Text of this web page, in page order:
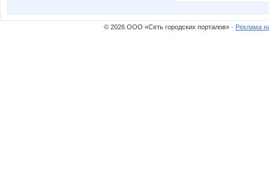
© 2026 ООО «Сеть городских порталов» · Реклама